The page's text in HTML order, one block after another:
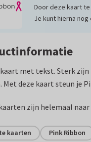
Door deze kaart
Je kunt hierna
met tekst. Sterk zijn
Met deze kaart steun je
zijn helemaal naar
kaarten Pink Ribbon